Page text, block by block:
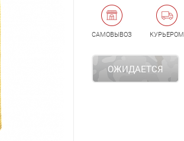
САМОВЫВОЗ КУРЬЕРОМ
ОЖИДАЕТСЯ